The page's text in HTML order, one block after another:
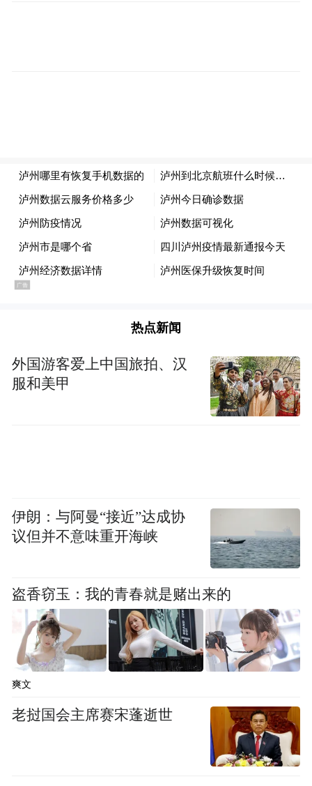
IRON将面向全球开发者开源。
在商业落地方面，小鹏已确定了首个工业应
用场景。公司宣布已与宝钢集团达成合作，
IRON机器人将率先被应用于工业巡检领域。
本次科技日主题为“涌现”。小鹏汽车董事长
兼CEO何小鹏在活动前表示，公司过去在城
市辅助驾驶、飞行汽车以及机器人等领域的
早期布局，曾被视为“大胆的想法”，而这些
热点新闻
外国游客爱上中国旅拍、汉
服和美甲
伊朗：与阿曼“接近”达成协
议但并不意味重开海峡
盗香窃玉：我的青春就是赌出来的
爽文
老挝国会主席赛宋蓬逝世